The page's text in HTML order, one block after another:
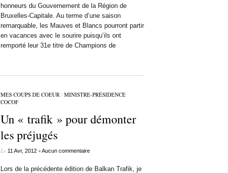
honneurs du Gouvernement de la Région de
Bruxelles-Capitale. Au terme d’une saison
remarquable, les Mauves et Blancs pourront partir
en vacances avec le sourire puisqu’ils ont
remporté leur 31e titre de Champions de
MES COUPS DE COEUR/ MINISTRE-PRÉSIDENCE
COCOF
Un « trafik » pour démonter
les préjugés
Le 11 Avr, 2012 •Aucun commentaire
Lors de la précédente édition de Balkan Trafik, je